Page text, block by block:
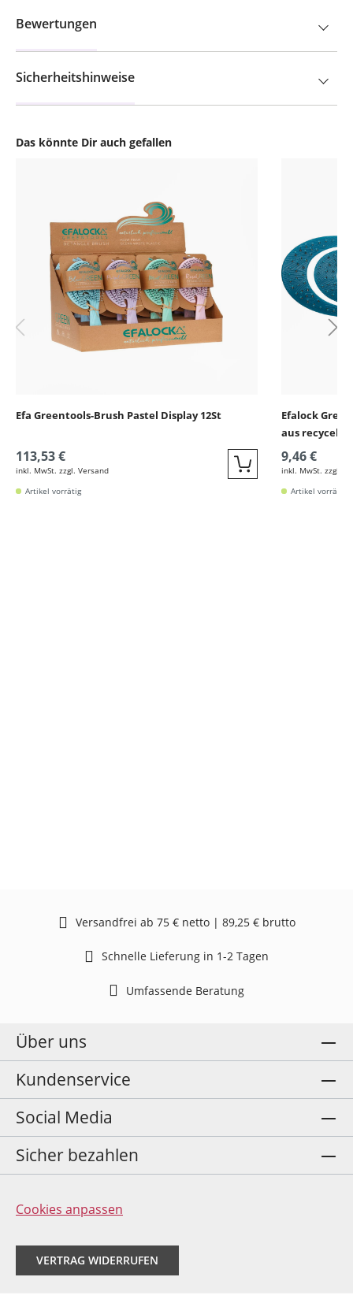
Das könnte Dir auch gefallen
Efa Greentools-Brush Pastel Display 12St
113,53 €
inkl. MwSt. zzgl. Versand Quickbuy
Artikel vorrätig
Efalock
aus
9,46 €
inkl. MwSt. zzgl.
Artikel vorrätig
Bewertungen
Sicherheitshinweise
Versandfrei ab 75 € netto | 89,25 € brutto
Schnelle Lieferung in 1-2 Tagen
Umfassende Beratung
Über uns
Kundenservice
Social Media
Sicher bezahlen
Cookies anpassen
VERTRAG WIDERRUFEN